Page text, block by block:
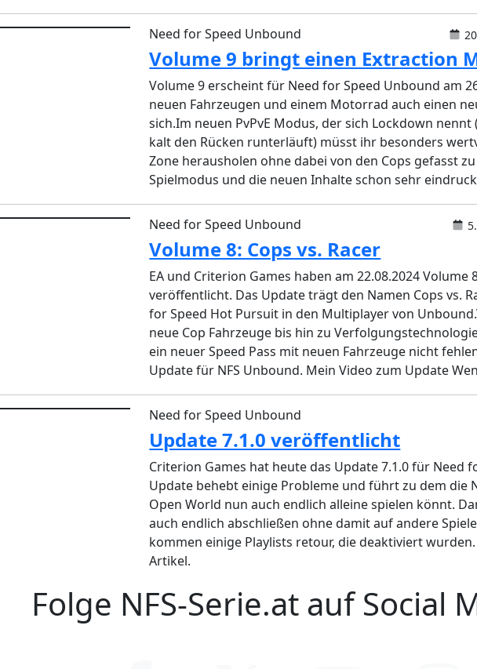
Need for Speed Unbound
Volume 9 bringt einen Extraction
Volume 9 erscheint für Need for Speed Unbound am
neuen Fahrzeugen und einem Motorrad auch einen
sich.Im neuen PvPvE Modus, der sich Lockdown
kalt den Rücken runterläuft) müsst ihr besonders
Zone herausholen ohne dabei von den Cops gefasst
Spielmodus und die neuen Inhalte schon sehr
Need for Speed Unbound
Volume 8: Cops vs. Racer
EA und Criterion Games haben am 22.08.2024
veröffentlicht. Das Update trägt den Namen Cops vs.
for Speed Hot Pursuit in den Multiplayer von
neue Cop Fahrzeuge bis hin zu
ein neuer Speed Pass mit neuen Fahrzeuge nicht
Update für NFS Unbound. Mein Video zum Update
Need for Speed Unbound
Update 7.1.0 veröffentlicht
Criterion Games hat heute das Update 7.1.0 für Need
Update behebt einige Probleme und führt zu dem die
Open World nun auch endlich alleine spielen könnt.
auch endlich abschließen ohne damit auf andere
kommen einige Playlists retour, die deaktiviert
Artikel.
Folge NFS-Serie.at auf Social